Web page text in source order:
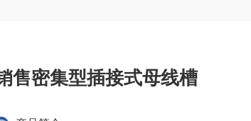
售密集型插接式母线槽